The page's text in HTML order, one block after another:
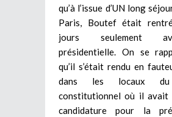
qu’à l’issue d’UN long
Paris, Boutef était
jours seulement
présidentielle. On se
qu’il s’était rendu en
dans les locaux du
constitutionnel où il avait
candidature pour la